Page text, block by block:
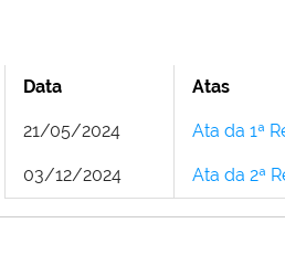
Data Atas
21/05/2024 Ata da 1ª
03/12/2024 Ata da 2ª